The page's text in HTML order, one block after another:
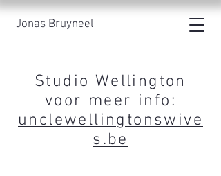
Jonas Bruyneel
Studio Wellington
voor meer info:
unclewellingtonswive
s.be